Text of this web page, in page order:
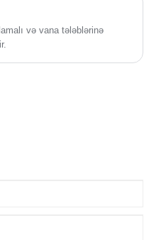
və vana tələblərinə